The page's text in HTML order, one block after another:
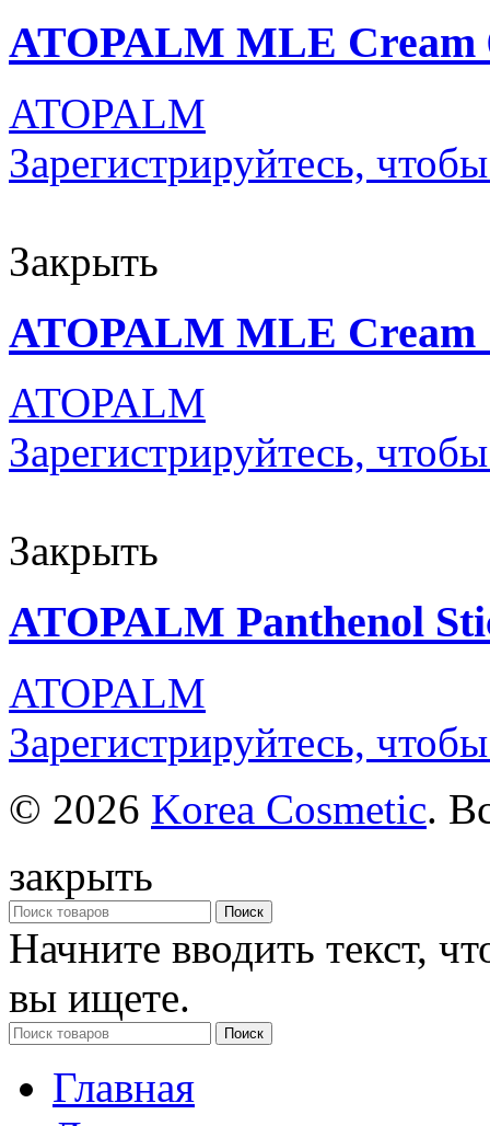
ATOPALM MLE Cream
ATOPALM
Зарегистрируйтесь,
Закрыть
ATOPALM MLE Cream
ATOPALM
Зарегистрируйтесь,
Закрыть
ATOPALM Panthenol
ATOPALM
Зарегистрируйтесь,
© 2026 Korea Cosmetic.
закрыть
Поиск
Начните вводить текст,
вы ищете.
Поиск
Главная